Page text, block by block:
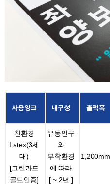
사용잉크 내구성 출력폭
친환경
Latex(3세
대)
[그린가드
골드인증]
유동인구
와
부착환경
에 따라
[ ~ 2년 ]
1,200mm